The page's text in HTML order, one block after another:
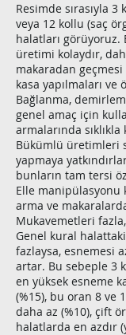
Resimde sırasıyla
veya 12 kollu (saç
halatları görüyoruz.
üretimi kolaydır,
makaradan
kasa yapılmaları ve
Bağlanma,
genel amaç için
armalarında sıklıkla
Bükümlü üretimleri
yapmaya
bunların tam tersi
Elle manipülasyonu
arma ve
Mukavemetleri
Genel kural
fazlaysa, esnemesi
artar. Bu sebeple 3
en yüksek esneme
(%15), bu oran 8 ve
daha az (%10), çift
halatlarda en azdır